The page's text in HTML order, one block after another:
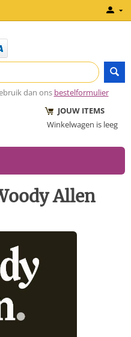
dan ons bestelformulier
JOUW ITEMS
Winkelwagen is leeg
Allen